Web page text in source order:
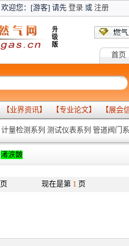
欢迎您：[游客] 请先 登录或 注册
首页
燃气设
【业界资讯】 【专业论文】 【展会
计量检测系列 测试仪表系列 管道阀门
渚涙皵
页 现在是第 1 页